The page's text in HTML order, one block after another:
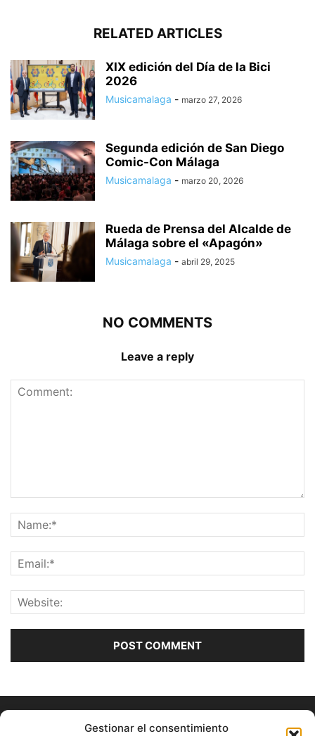
Gestionar el consentimiento
RELATED ARTICLES
XIX edición del Día de la Bici
2026
Musicamalaga - marzo 27, 2026
Segunda edición de San Diego
Comic-Con Málaga
Musicamalaga - marzo 20, 2026
Rueda de Prensa del Alcalde de
Málaga sobre el «Apagón»
Musicamalaga - abril 29, 2025
NO COMMENTS
Leave a reply